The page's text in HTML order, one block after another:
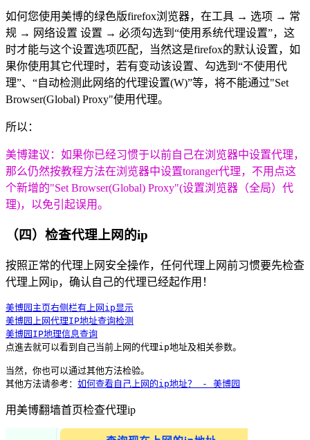
如何您使用美博的绿色版firefox浏览器，在工具 → 选项 → 常
规 → 网络设置 设置 → 必须勾选到“使用系统代理设置”，这
时才能与这个设置选项匹配，当然这是firefox的默认设置，如
果你使用其它代理时，若有变动该设置、勾选到“不使用代
理”、“自动检测此网络的代理设置(W)”等，将不能通过"Set
Browser(Global) Proxy"使用代理。
所以：
美博建议：如果你已经习惯于以前自己在浏览器中设置代理，
那么仍然按教程方法在浏览器中设置toranger代理，不用点这
个新增的"Set Browser(Global) Proxy"(设置浏览器（全局）代
理)，以免引起误用。
（四）检查代理上网的ip
按照正常的代理上网安全操作，任何代理上网前习惯要先检查
代理上网ip，确认自己的代理已经起作用！
美博园主页右侧栏有上网ip显示
美博园上网代理IP地址查询检测
美博园IP地理信息查询
点進去就可以看到自己当前上网的代理ip地址及相关参数。
当然，你也可以通过其他方法检验。
其他方法请参考： 如何查看自己上网的ip地址？ - 美博园
用美博翻墙首页检查代理ip